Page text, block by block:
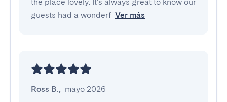
guests had a wonderf Ver más
Ross B., mayo 2026